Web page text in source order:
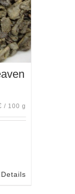
/ 100 g
Details